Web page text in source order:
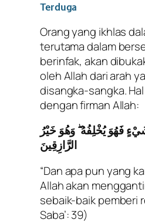
Terduga
Orang yang ikhlas
terutama dalam
berinfak, akan
oleh Allah dari arah
disangka-sangka.
dengan firman Allah:
فَهُوَ يُخْلِفُهُ ۖ وَهُوَ خَيْرُ
الرَّازِقِينَ
“Dan apa pun yang
Allah akan
sebaik-baik pemberi
Saba’: 39)